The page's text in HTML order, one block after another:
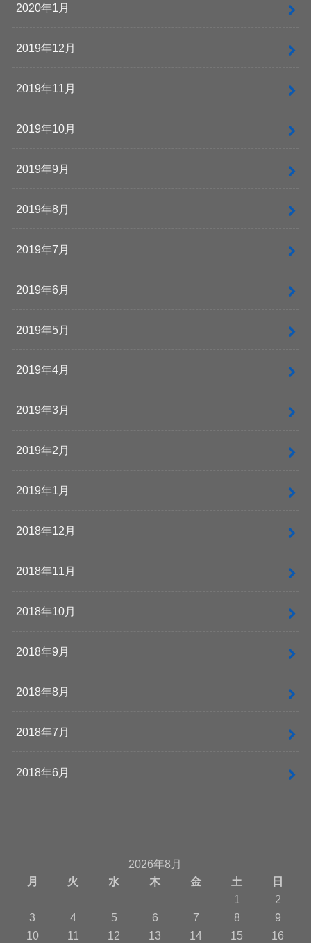
2020年1月
2019年12月
2019年11月
2019年10月
2019年9月
2019年8月
2019年7月
2019年6月
2019年5月
2019年4月
2019年3月
2019年2月
2019年1月
2018年12月
2018年11月
2018年10月
2018年9月
2018年8月
2018年7月
2018年6月
2026年8月
月
火 水 木 金 土
日
1
2
3
4 5 6 7 8
9
10
11 12 13 14 15 16